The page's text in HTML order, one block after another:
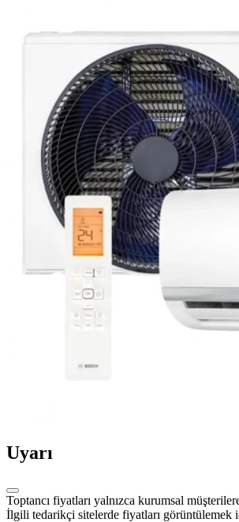
Uyarı
Toptancı fiyatları yalnızca kurumsal
İlgili tedarikçi sitelerde fiyatları görüntülemek